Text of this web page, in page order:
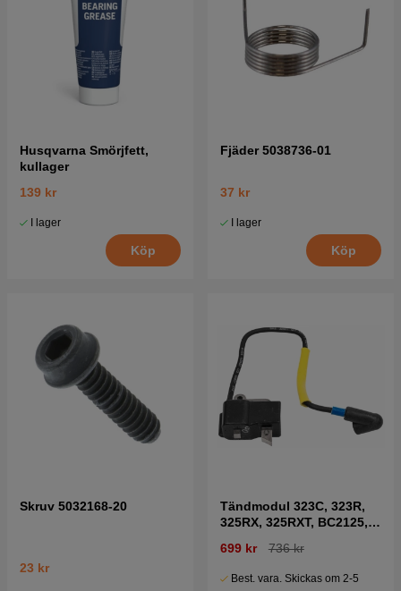
Husqvarna Smörjfett,
kullager
139 kr
I lager
Köp
Fjäder 5038736-01
37 kr
I lager
Köp
Skruv 5032168-20
23 kr
Tändmodul 323C, 323R,
325RX, 325RXT, BC2125,
699 kr 736 kr
Best. vara. Skickas om 2-5